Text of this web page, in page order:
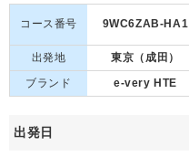
コース番号 9WC6ZAB-HA1
出発地
東京（成田）
ブランド
e-very HTE
出発日